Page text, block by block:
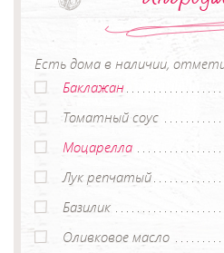
Есть дома в наличии,
Баклажан
Томатный соус
Моцарелла
Лук репчатый
Базилик
Оливковое масло